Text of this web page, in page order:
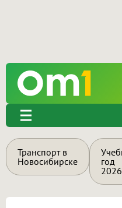
Транспорт в
Новосибирске
год
2026